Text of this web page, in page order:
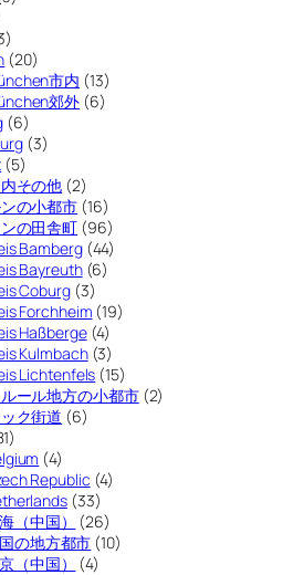
(20)
市内 (13)
郊外 (6)
(6)
(3)
(5)
その他 (2)
の小都市 (16)
の田舎町 (96)
Bamberg(44)
Bayreuth(6)
Coburg(3)
Forchheim (19)
Haßberge(4)
Kulmbach(3)
Lichtenfels (15)
ール地方の小都市(2)
ク街道 (6)
(4)
Republic (4)
(33)
（中国）
(26)
の地方都市 (10)
（中国）
(4)